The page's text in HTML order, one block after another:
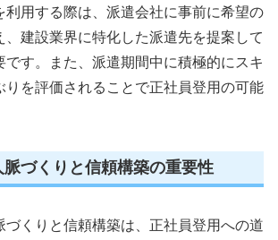
用する際は、派遣会社に事前に希望の
、建設業界に特化した派遣先を提案して
です。また、派遣期間中に積極的にスキ
りを評価されることで正社員登用の可能
づくりと信頼構築の重要性
くりと信頼構築は、正社員登用への道